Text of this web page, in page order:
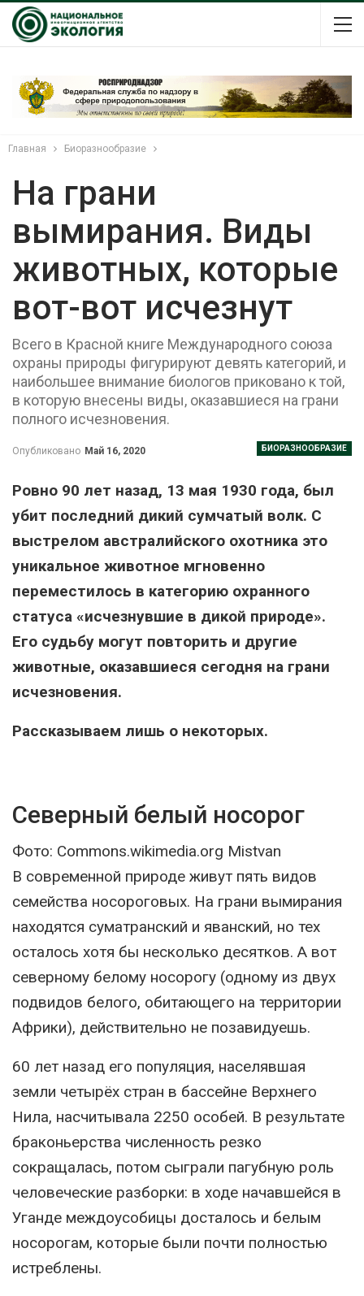
Главная Биоразнообразие
На грани
вымирания. Виды
животных, которые
вот-вот исчезнут
Всего в Красной книге Международного союза
охраны природы фигурируют девять категорий, и
наибольшее внимание биологов приковано к той,
в которую внесены виды, оказавшиеся на грани
полного исчезновения.
БИОРАЗНООБРАЗИЕ
Опубликовано Май 16, 2020
Ровно 90 лет назад, 13 мая 1930 года, был
убит последний дикий сумчатый волк. С
выстрелом австралийского охотника это
уникальное животное мгновенно
переместилось в категорию охранного
статуса «исчезнувшие в дикой природе».
Его судьбу могут повторить и другие
животные, оказавшиеся сегодня на грани
исчезновения.
Рассказываем лишь о некоторых.
Северный белый носорог
Фото: Commons.wikimedia.org Mistvan
В современной природе живут пять видов
семейства носороговых. На грани вымирания
находятся суматранский и яванский, но тех
осталось хотя бы несколько десятков. А вот
северному белому носорогу (одному из двух
подвидов белого, обитающего на территории
Африки), действительно не позавидуешь.
60 лет назад его популяция, населявшая
земли четырёх стран в бассейне Верхнего
Нила, насчитывала 2250 особей. В результате
браконьерства численность резко
сокращалась, потом сыграли пагубную роль
человеческие разборки: в ходе начавшейся в
Уганде междоусобицы досталось и белым
носорогам, которые были почти полностью
истреблены.